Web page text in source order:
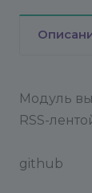
Модуль
RSS-
github